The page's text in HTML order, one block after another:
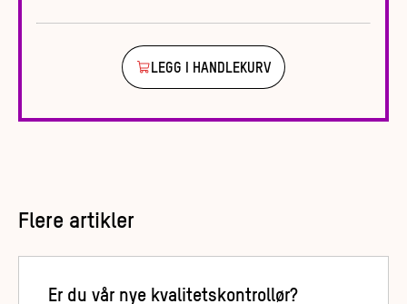
LEGG I HANDLEKURV
Flere artikler
Er du vår nye kvalitetskontrollør?